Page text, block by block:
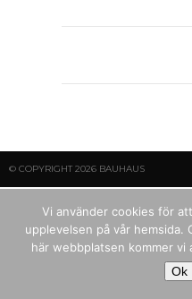
© COPYRIGHT 2026 BAUHAUS
Vi använder cookies för
upplevelsen på vår
här webbplatsen kommer
Ok